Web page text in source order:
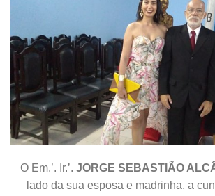
O Em.’. Ir.’. JORGE SEBASTIÃO
lado da sua esposa e madrinha, a